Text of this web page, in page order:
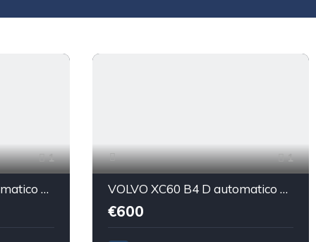
1
VOLVO XC60 B4 D automatico Core Sport utility vehicle 5-door (Euro 6D)
1
VOLVO XC60 B4 D automatico Core
€600